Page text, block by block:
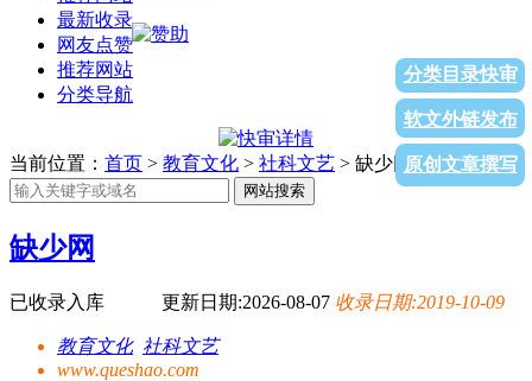
最新收录
网友点赞
推荐网站
分类导航
分类目录快审
软文外链发布
原创文章撰写
当前位置： 首页 > 教育文化 > 社科文艺 > 缺少网
网站搜索
缺少网
已收录入库 更新日期:2026-08-07 收录日期:2019-10-09
教育文化 社科文艺
www.queshao.com